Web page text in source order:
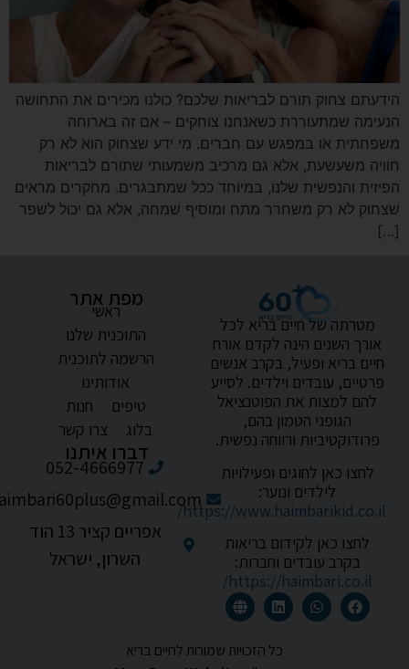
צחוק תורם לבריאות שלכם? כולנו מכירים את התחושה
שמתעוררת כשאנחנו צוחקים – אם זה בארוחה
או במפגש עם חברים. מי ידע שצחוק הוא לא רק
משעשעת, אלא גם מרכיב משמעותי שתורם לבריאות
והנפשית שלנו, במיוחד ככל שמתבגרים. מחקרים מראים
לא רק משחרר מתח ומוסיף שמחה, אלא גם יכול לשפר
מטרתה של חיים בריא לכל
אורך השנים הינה לקדם אורח
חיים בריא ופעיל, בקרב אנשים
פרטיים, עובדים וילדים. לסייע
להם למצות את הפוטנציאל
הגופני הטמון בהם,
פרודוקטיביות ורווחה נפשית.
לחצו כאן לחוגים ופעילויות
לילדים ונוער:
https://www.haimbarikid.co.il/
לחצו כאן לקידום בריאות
בקרב עובדים וחברות:
https://haimbari.co.il/
מפת אתר
ראשי
התוכנית שלנו
הרשמה לתוכנית
אודותינו
טיפים
חנות
בלוג
צרו קשר
דברו איתנו
052-4666977
haimbari60plus@gmail.com
אפריים קציר 13 הוד
השרון, ישראל
כל הזכויות שמורות לחיים בריא